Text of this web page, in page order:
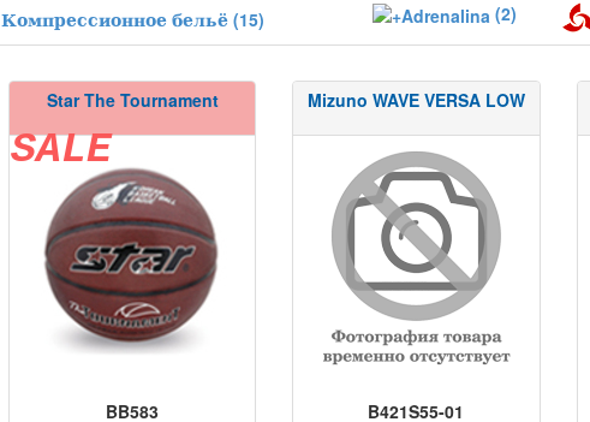
Компрессионное бельё (15) (2)
Star The Tournament
SALE
BB583
Mizuno WAVE VERSA LOW
B421S55-01